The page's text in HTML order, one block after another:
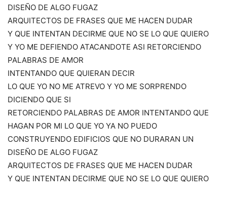
DISEÑO DE ALGO FUGAZ
ARQUITECTOS DE FRASES QUE ME HACEN DUDAR
Y QUE INTENTAN DECIRME QUE NO SE LO QUE QUIERO
Y YO ME DEFIENDO ATACANDOTE ASI RETORCIENDO
PALABRAS DE AMOR
INTENTANDO QUE QUIERAN DECIR
LO QUE YO NO ME ATREVO Y YO ME SORPRENDO
DICIENDO QUE SI
RETORCIENDO PALABRAS DE AMOR INTENTANDO QUE
HAGAN POR MI LO QUE YO YA NO PUEDO
CONSTRUYENDO EDIFICIOS QUE NO DURARAN UN
DISEÑO DE ALGO FUGAZ
ARQUITECTOS DE FRASES QUE ME HACEN DUDAR
Y QUE INTENTAN DECIRME QUE NO SE LO QUE QUIERO